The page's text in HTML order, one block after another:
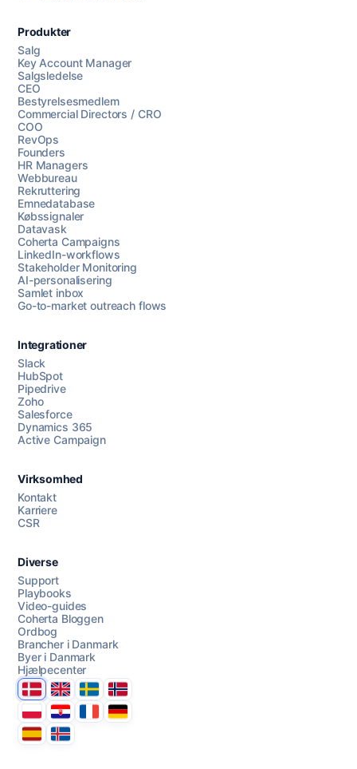
Chat med os
AI Campaign Assist
Produkter
Salg
Key Account Manager
Salgsledelse
CEO
Bestyrelsesmedlem
Commercial Directors / CRO
COO
RevOps
Founders
HR Managers
Webbureau
Rekruttering
Emnedatabase
Købssignaler
Datavask
Coherta Campaigns
LinkedIn-workflows
Stakeholder Monitoring
AI-personalisering
Samlet inbox
Go-to-market outreach flows
Integrationer
Slack
HubSpot
Pipedrive
Zoho
Salesforce
Dynamics 365
Active Campaign
Virksomhed
Kontakt
Karriere
CSR
Diverse
Support
Playbooks
Video-guides
Coherta Bloggen
Ordbog
Brancher i Danmark
Byer i Danmark
Hjælpecenter
DanmarkUnited Kingdom
SverigeNorge
PolskaHrvatskaFranceDeutschland
EspanaÍsland